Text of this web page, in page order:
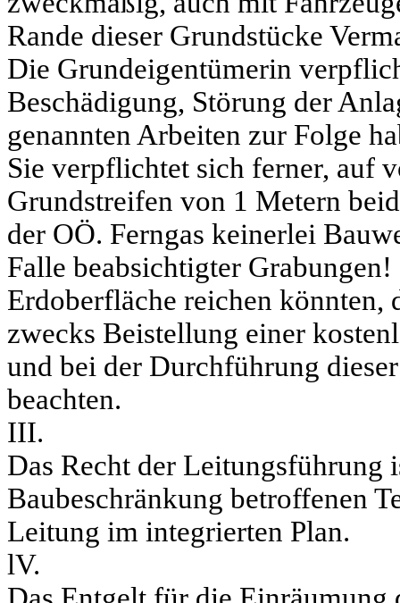
Rande dieser Grundstücke
Die Grundeigentümerin
Beschädigung, Störung der
genannten Arbeiten zur Folge
Sie verpflichtet sich ferner, auf
Grundstreifen von 1 Metern
der OÖ. Ferngas keinerlei
Falle beabsichtigter
Erdoberfläche reichen könnten,
zwecks Beistellung einer
und bei der Durchführung
beachten.
III.
Das Recht der Leitungsführung
Baubeschränkung betroffenen
Leitung im integrierten Plan.
lV.